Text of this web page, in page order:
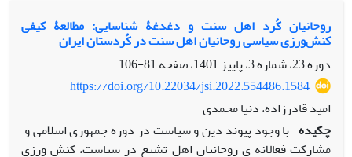
ایران همراه شد؛ از جمله‌ی این دگرگونی‌ها، تغییر در آیین کیفری
و مواجهه با مجرم است. عکس‌های به‌جامانده از این دوران،
نشانگر این است که مفهومی تحت عنوان زندانی یا مجرم و متهم
اساساً واجد نوع دیگری از انضباط شده و در حال عبور از نظم
پیشین است. سوژه‌ی زندانی در کنار موضوعاتی مثل زنان،
درباریان و... اهمیت یافته است و آرایش تن او نشانی از خشونت
عریان حاکم را بر خود ندارد. زمان ثبت این تصاویر فاصله‌ی
روحانیان کُرد اهل سنت و دغدغۀ شناسایی: مطالعۀ کیفی
کنش‌ورزی سیاسی روحانیان اهل سنت در کُردستان ایران
دوره 23، شماره 3، پاییز 1401، صفحه
81-106
https://doi.org/10.22034/jsi.2022.554486.1584
امید قادرزاده، دنیا محمدی
چکیده با وجود پیوند دین و سیاست در دوره جمهوری اسلامی و
مشارکت فعالانه­ ی روحانیان اهل تشیع در سیاست، کنش ­ورزی